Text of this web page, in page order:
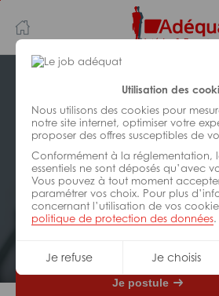
Utilisation des
Nous utilisons des cookies pour
notre site internet, optimiser votre
proposer des offres susceptibles de
Conformément à la réglementation,
essentiels ne sont déposés qu’avec
Vous pouvez à tout moment
paramétrer vos choix. Pour plus
concernant l’utilisation de vos
politique de protection des données.
Je refuse Je choisis
au
contenu
principal
navigation
INDUSTRIE/FABRICATION/
TRANSFORMATION
Réf : 0BF-270643
Opérateur
Interim Saint-Vit
Je postule